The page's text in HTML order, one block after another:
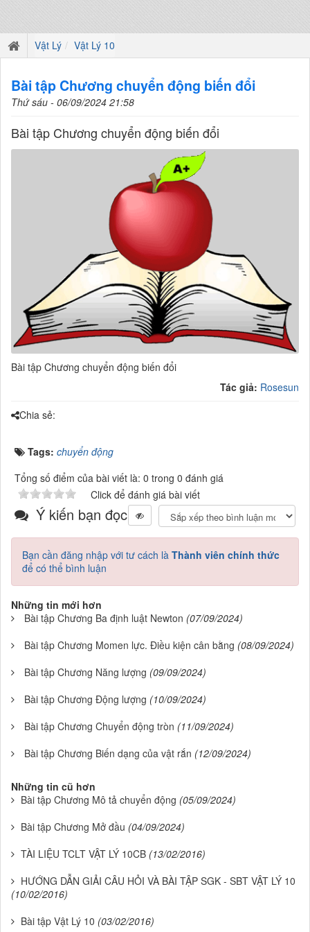
Vật Lý Vật Lý 10
Bài tập Chương chuyển động biến đổi
Thứ sáu - 06/09/2024 21:58
Bài tập Chương chuyển động biến đổi
Bài tập Chương chuyển động biến đổi
Tác giả: Rosesun
Chia sẻ:
Tags: chuyển động
Tổng số điểm của bài viết là: 0 trong 0 đánh giá
Click để đánh giá bài viết
Ý kiến bạn đọc
Bạn cần đăng nhập với tư cách là Thành viên chính thức
để có thể bình luận
Những tin mới hơn
Bài tập Chương Ba định luật Newton (07/09/2024)
Bài tập Chương Momen lực. Điều kiện cân bằng (08/09/2024)
Bài tập Chương Năng lượng (09/09/2024)
Bài tập Chương Động lượng (10/09/2024)
Bài tập Chương Chuyển động tròn (11/09/2024)
Bài tập Chương Biến dạng của vật rắn (12/09/2024)
Những tin cũ hơn
Bài tập Chương Mô tả chuyển động (05/09/2024)
Bài tập Chương Mở đầu (04/09/2024)
TÀI LIỆU TCLT VẬT LÝ 10CB (13/02/2016)
HƯỚNG DẪN GIẢI CÂU HỎI VÀ BÀI TẬP SGK - SBT VẬT LÝ 10
(10/02/2016)
Bài tập Vật Lý 10 (03/02/2016)